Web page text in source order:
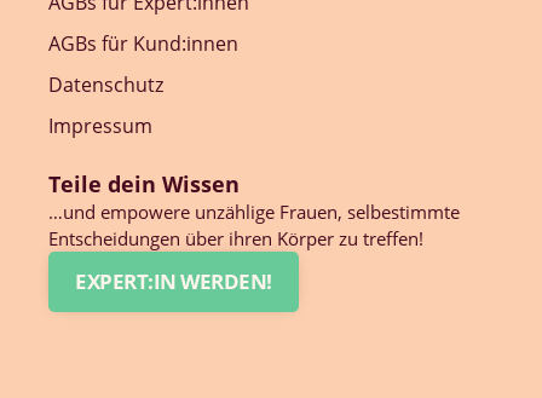
AGBs für Kund:innen
Datenschutz
Impressum
Teile dein Wissen
…und empowere unzählige Frauen, selbestimmte
Entscheidungen über ihren Körper zu treffen!
EXPERT:IN WERDEN!